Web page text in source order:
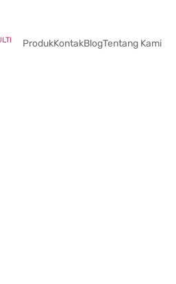
ProdukKontakBlogTentang Kami